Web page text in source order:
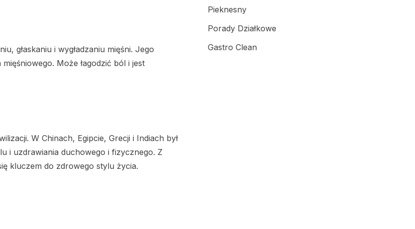
głaskaniu i wygładzaniu mięśni. Jego
Może łagodzić ból i jest
W Chinach, Egipcie, Grecji i Indiach był
i uzdrawiania duchowego i fizycznego. Z
kluczem do zdrowego stylu życia.
Pieknesny
Porady Działkowe
Gastro Clean